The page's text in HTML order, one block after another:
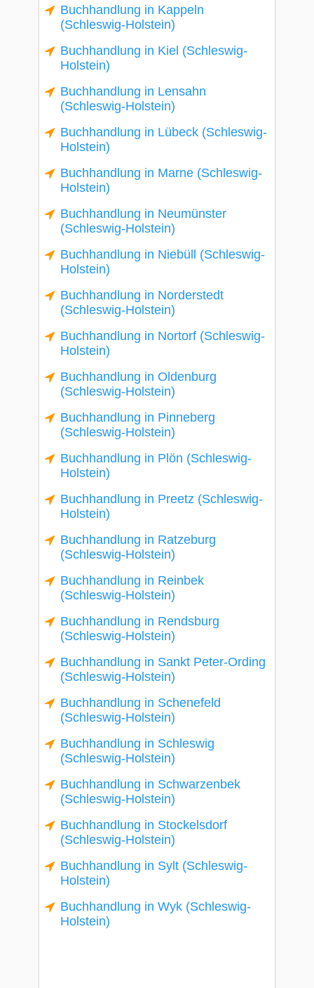
Buchhandlung in Kappeln
(Schleswig-Holstein)
Buchhandlung in Kiel (Schleswig-
Holstein)
Buchhandlung in Lensahn
(Schleswig-Holstein)
Buchhandlung in Lübeck (Schleswig-
Holstein)
Buchhandlung in Marne (Schleswig-
Holstein)
Buchhandlung in Neumünster
(Schleswig-Holstein)
Buchhandlung in Niebüll (Schleswig-
Holstein)
Buchhandlung in Norderstedt
(Schleswig-Holstein)
Buchhandlung in Nortorf (Schleswig-
Holstein)
Buchhandlung in Oldenburg
(Schleswig-Holstein)
Buchhandlung in Pinneberg
(Schleswig-Holstein)
Buchhandlung in Plön (Schleswig-
Holstein)
Buchhandlung in Preetz (Schleswig-
Holstein)
Buchhandlung in Ratzeburg
(Schleswig-Holstein)
Buchhandlung in Reinbek
(Schleswig-Holstein)
Buchhandlung in Rendsburg
(Schleswig-Holstein)
Buchhandlung in Sankt Peter-Ording
(Schleswig-Holstein)
Buchhandlung in Schenefeld
(Schleswig-Holstein)
Buchhandlung in Schleswig
(Schleswig-Holstein)
Buchhandlung in Schwarzenbek
(Schleswig-Holstein)
Buchhandlung in Stockelsdorf
(Schleswig-Holstein)
Buchhandlung in Sylt (Schleswig-
Holstein)
Buchhandlung in Wyk (Schleswig-
Holstein)